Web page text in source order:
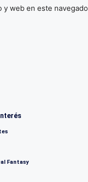
web en este
Fantasy